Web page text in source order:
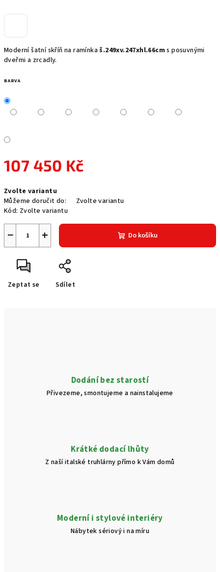
Moderní šatní skříň na ramínkaš.249xv.247xhl.66cm s posuvnými
dveřmi a zrcadly.
BARVA
107 450 Kč
cena:
Zvolte variantu
Můžeme doručit do:
Zvolte variantu
Kód: Zvolte variantu
+
− Do košíku
Zeptat se Sdílet
Dodání bez starostí
Přivezeme, smontujeme a nainstalujeme
Krátké dodací lhůty
Z naší italské truhlárny přímo k Vám domů
Moderní i stylové interiéry
Nábytek sériový i na míru